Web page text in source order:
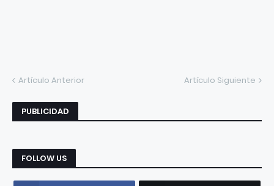
Artículo Anterior Artículo Siguiente
PUBLICIDAD
FOLLOW US